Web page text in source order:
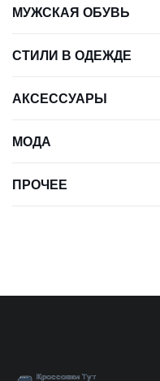
МУЖСКАЯ ОБУВЬ
СТИЛИ В ОДЕЖДЕ
АКСЕССУАРЫ
МОДА
ПРОЧЕЕ